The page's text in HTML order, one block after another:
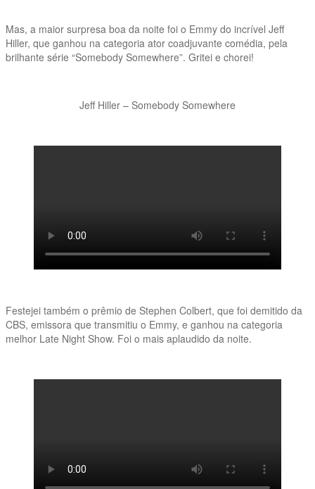
Mas, a maior surpresa boa da noite foi o Emmy do incrível Jeff
Hiller, que ganhou na categoria ator coadjuvante comédia, pela
brilhante série “Somebody Somewhere”. Gritei e chorei!
Jeff Hiller – Somebody Somewhere
Festejei também o prêmio de Stephen Colbert, que foi demitido da
CBS, emissora que transmitiu o Emmy, e ganhou na categoria
melhor Late Night Show. Foi o mais aplaudido da noite.